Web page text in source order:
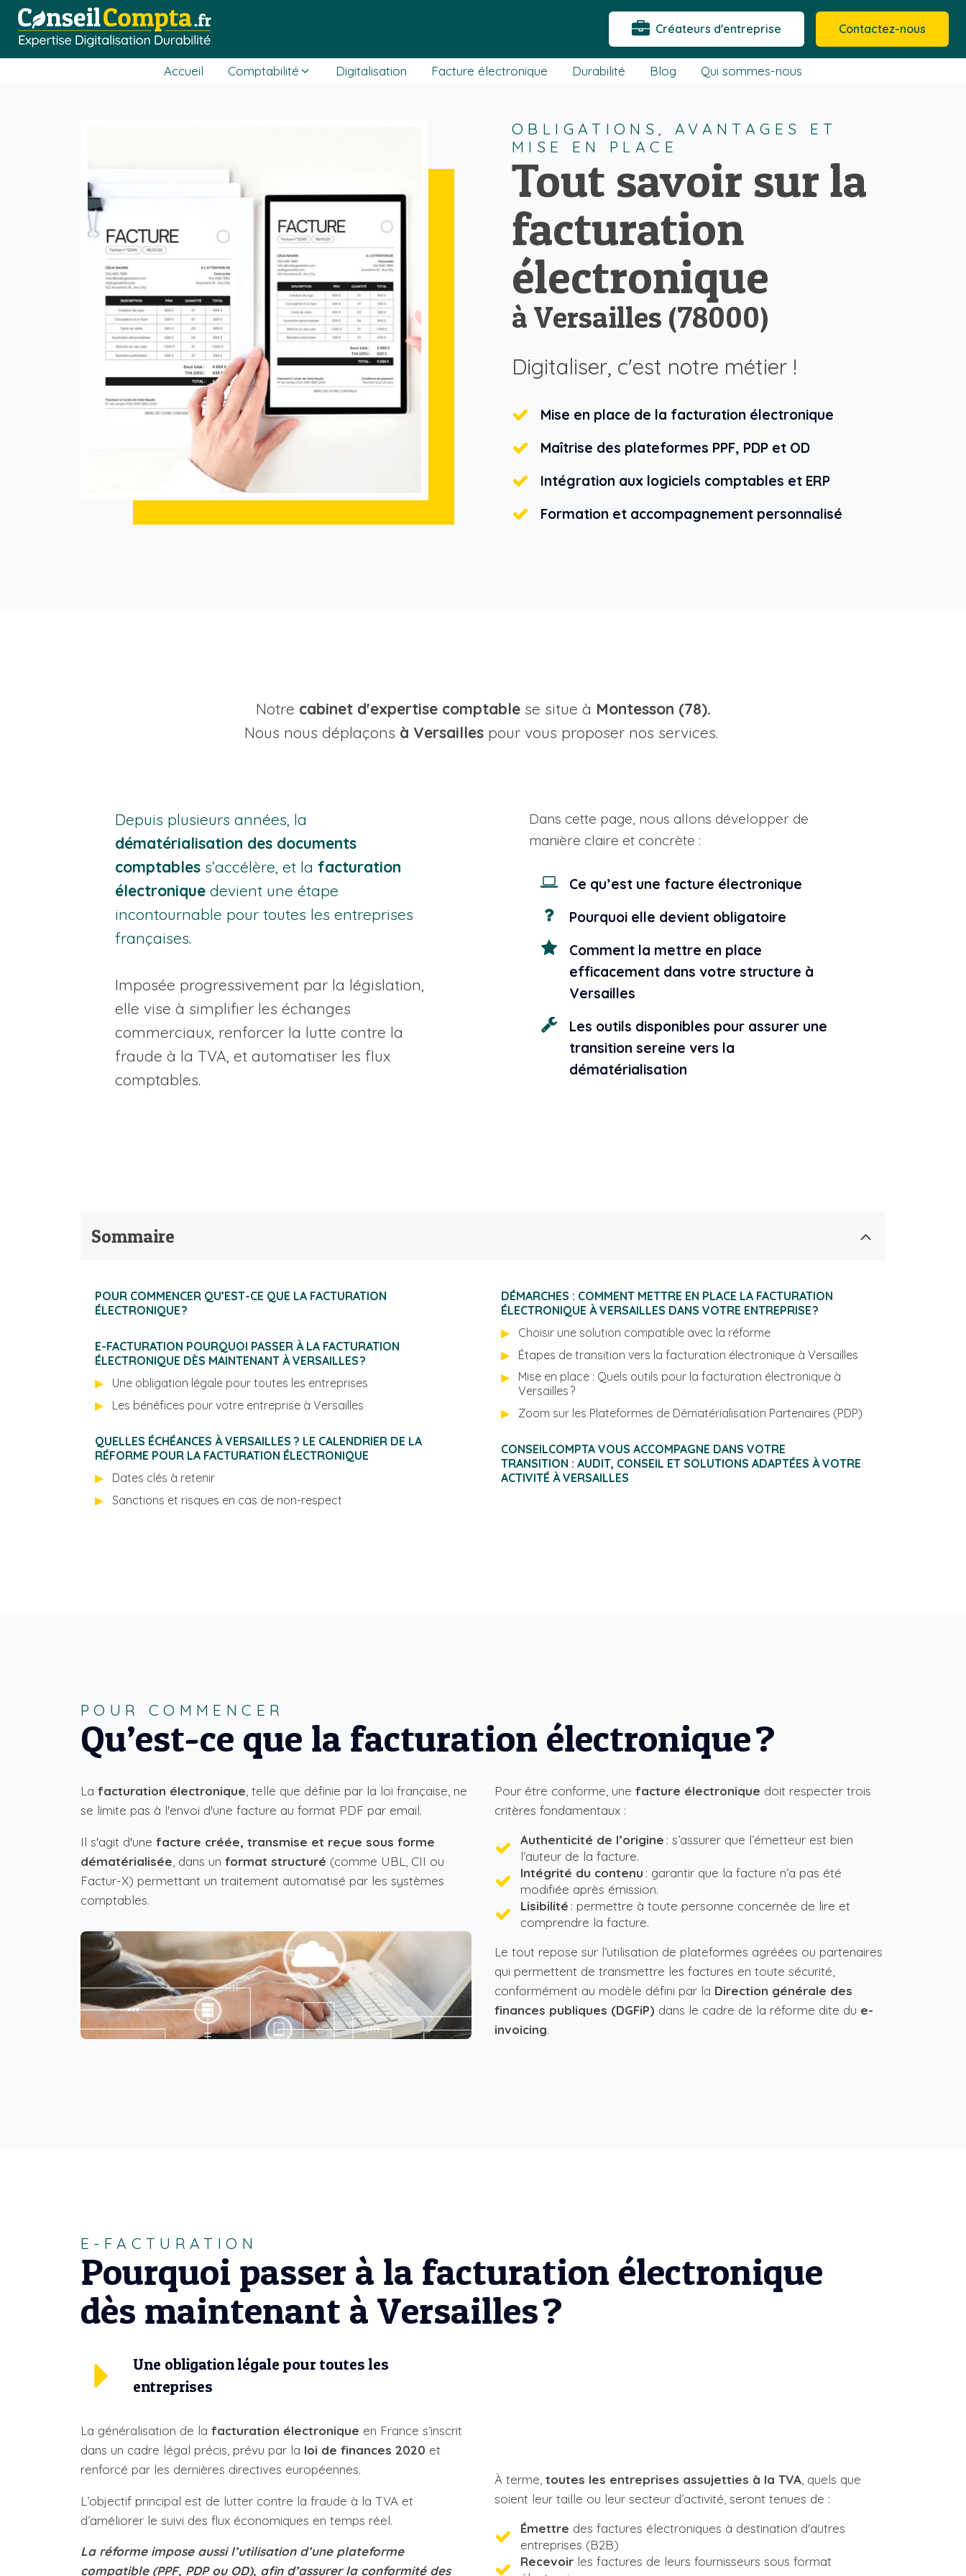
Créateurs d'entreprise Contactez-nous
Accueil Comptabilité Digitalisation Facture électronique Durabilité Blog Qui sommes-nous
OBLIGATIONS, AVANTAGES ET
MISE EN PLACE
Tout savoir sur la
facturation
électronique
à Versailles (78000)
Digitaliser, c'est notre métier !
Mise en place de la facturation électronique
Maîtrise des plateformes PPF, PDP et OD
Intégration aux logiciels comptables et ERP
Formation et accompagnement personnalisé
Notre cabinet d'expertise comptablese situe à Montesson (78).
Nous nous déplaçons à Versaillespour vous proposer nos services.
Depuis plusieurs années, la
dématérialisation des documents
comptables s’accélère, et la facturation
électronique devient une étape
incontournable pour toutes les entreprises
françaises.
Imposée progressivement par la législation,
elle vise à simplifier les échanges
commerciaux, renforcer la lutte contre la
fraude à la TVA, et automatiser les flux
comptables.
Dans cette page, nous allons développer de
manière claire et concrète :
Ce qu’est une facture électronique
Pourquoi elle devient obligatoire
Comment la mettre en place
efficacement dans votre structure à
Versailles
Les outils disponibles pour assurer une
transition sereine vers la
dématérialisation
Sommaire
POUR COMMENCER QU’EST-CE QUE LA FACTURATION
ÉLECTRONIQUE ?
E-FACTURATION POURQUOI PASSER À LA FACTURATION
ÉLECTRONIQUE DÈS MAINTENANT À VERSAILLES ?
Une obligation légale pour toutes les entreprises
Les bénéfices pour votre entreprise à Versailles
QUELLES ÉCHÉANCES À VERSAILLES ? LE CALENDRIER DE LA
RÉFORME POUR LA FACTURATION ÉLECTRONIQUE
Dates clés à retenir
Sanctions et risques en cas de non-respect
DÉMARCHES : COMMENT METTRE EN PLACE LA FACTURATION
ÉLECTRONIQUE À VERSAILLES DANS VOTRE ENTREPRISE ?
Choisir une solution compatible avec la réforme
Étapes de transition vers la facturation électronique à Versailles
Mise en place : Quels outils pour la facturation électronique à
Versailles ?
Zoom sur les Plateformes de Dématérialisation Partenaires (PDP)
CONSEILCOMPTA VOUS ACCOMPAGNE DANS VOTRE
TRANSITION : AUDIT, CONSEIL ET SOLUTIONS ADAPTÉES À VOTRE
ACTIVITÉ À VERSAILLES
POUR COMMENCER
Qu’est-ce que la facturation électronique ?
La facturation électronique , telle que définie par la loi française, ne
se limite pas à l'envoi d'une facture au format PDF par email.
Il s'agit d'une facture créée, transmise et reçue sous forme
dématérialisée , dans un format structuré (comme UBL, CII ou
Factur-X) permettant un traitement automatisé par les systèmes
comptables.
Pour être conforme, une facture électronique doit respecter trois
critères fondamentaux :
Authenticité de l’origine : s’assurer que l’émetteur est bien
l’auteur de la facture.
Intégrité du contenu : garantir que la facture n’a pas été
modifiée après émission.
Lisibilité : permettre à toute personne concernée de lire et
comprendre la facture.
Le tout repose sur l’utilisation de plateformes agréées ou partenaires
qui permettent de transmettre les factures en toute sécurité,
conformément au modèle défini par la Direction générale des
finances publiques (DGFiP) dans le cadre de la réforme dite du e-
invoicing.
E-FACTURATION
Pourquoi passer à la facturation électronique
dès maintenant à Versailles ?
Une obligation légale pour toutes les
entreprises
La généralisation de la facturation électronique en France s’inscrit
dans un cadre légal précis, prévu par la loi de finances 2020 et
renforcé par les dernières directives européennes.
L’objectif principal est de lutter contre la fraude à la TVA et
d’améliorer le suivi des flux économiques en temps réel.
La réforme impose aussi l’utilisation d’une plateforme
compatible (PPF, PDP ou OD), afin d’assurer la conformité des
À terme, toutes les entreprises assujetties à la TVA , quels que
soient leur taille ou leur secteur d’activité, seront tenues de :
Émettre des factures électroniques à destination d'autres
entreprises (B2B)
Recevoir les factures de leurs fournisseurs sous format